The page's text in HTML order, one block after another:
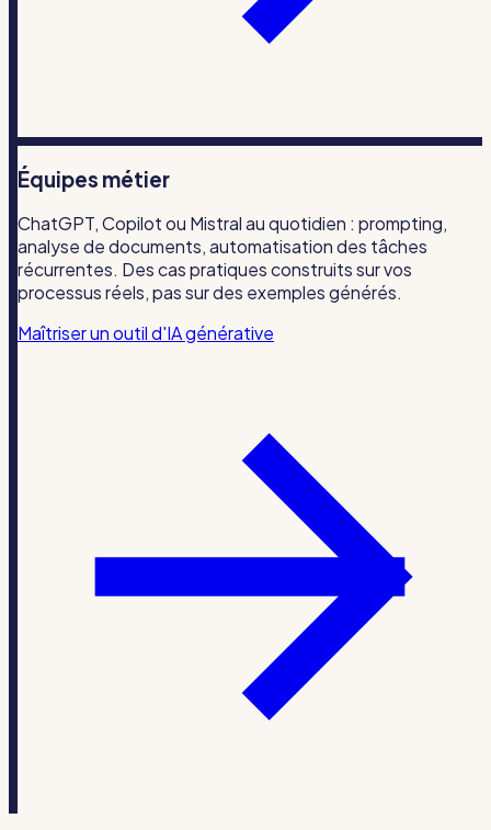
Équipes métier
ChatGPT, Copilot ou Mistral au quotidien : prompting,
analyse de documents, automatisation des tâches
récurrentes. Des cas pratiques construits sur vos
processus réels, pas sur des exemples générés.
Maîtriser un outil d'IA générative